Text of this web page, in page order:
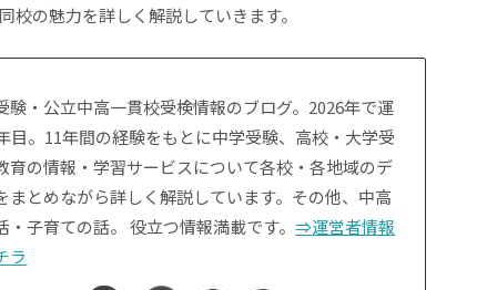
の魅力を詳しく解説していきます。
験・公立中高一貫校受検情報のブログ。2026年で運
目。11年間の経験をもとに中学受験、高校・大学受
育の情報・学習サービスについて各校・各地域のデ
まとめながら詳しく解説しています。その他、中高
・子育ての話。 役立つ情報満載です。⇒運営者情報
ラ